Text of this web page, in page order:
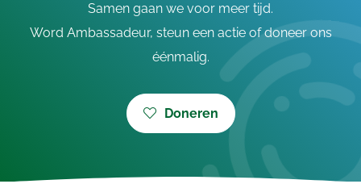
Samen gaan we voor meer tijd.
Word Ambassadeur, steun een actie of doneer ons
éénmalig.
Doneren